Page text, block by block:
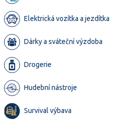
Elektrická vozítka a jezdítka
Dárky a sváteční výzdoba
Drogerie
Hudební nástroje
Survival výbava